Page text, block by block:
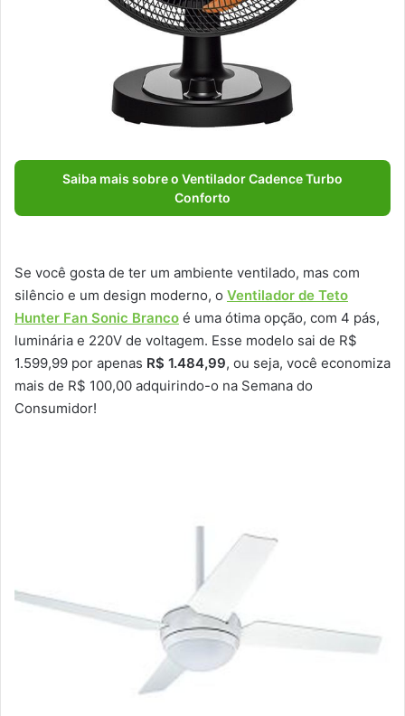
Saiba mais sobre o Ventilador Cadence Turbo
Conforto
Se você gosta de ter um ambiente ventilado, mas com
silêncio e um design moderno, o Ventilador de Teto
Hunter Fan Sonic Branco é uma ótima opção, com 4 pás,
luminária e 220V de voltagem. Esse modelo sai de R$
1.599,99 por apenas R$ 1.484,99, ou seja, você economiza
mais de R$ 100,00 adquirindo-o na Semana do
Consumidor!